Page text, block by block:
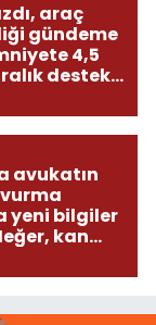
araç
gündeme
4,5
destek
avukatın
yeni bilgiler
kan